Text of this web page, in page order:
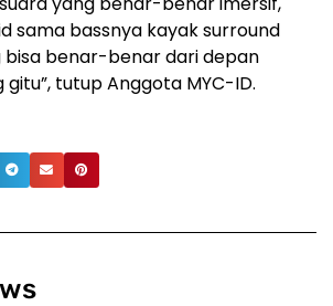
sama bassnya kayak surround
bisa benar-benar dari depan
tutup Anggota MYC-ID.